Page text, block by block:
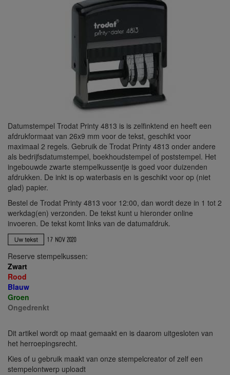
Datumstempel Trodat Printy 4813 is is zelfinktend en heeft een
afdrukformaat van 26x9 mm voor de tekst, geschikt voor
maximaal 2 regels. Gebruik de Trodat Printy 4813 onder andere
als bedrijfsdatumstempel, boekhoudstempel of poststempel. Het
ingebouwde zwarte stempelkussentje is goed voor duizenden
afdrukken. De inkt is op waterbasis en is geschikt voor op (niet
glad) papier.
Bestel de Trodat Printy 4813 voor 12:00, dan wordt deze in 1 tot 2
werkdag(en) verzonden. De tekst kunt u hieronder online
invoeren. De tekst komt links van de datumafdruk.
Reserve stempelkussen:
Zwart
Rood
Blauw
Groen
Ongedrenkt
Dit artikel wordt op maat gemaakt en is daarom uitgesloten van
het herroepingsrecht.
Kies of u gebruik maakt van onze stempelcreator of zelf een
stempelontwerp uploadt